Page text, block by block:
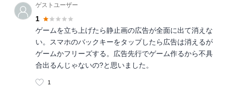
ゲストユーザー
1
ゲームを立ち上げたら静止画の広告が全面に出て消えな
い。スマホのバックキーをタップしたら広告は消えるが
ゲームかフリーズする。広告先行でゲーム作るから不具
合出るんじゃないの?と思いました。
1